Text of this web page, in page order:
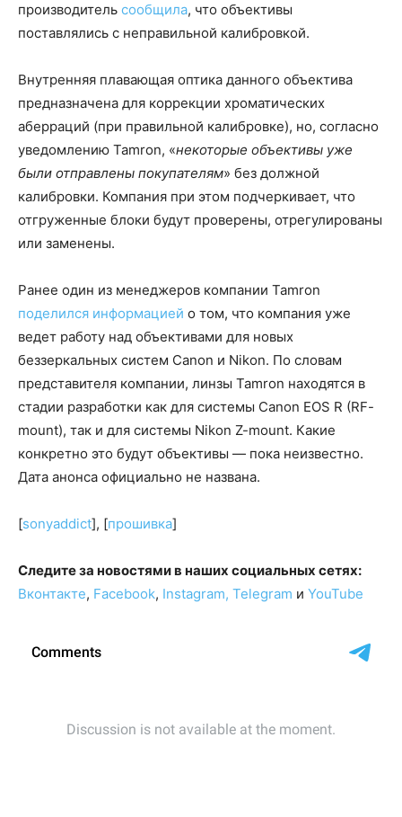
производитель сообщила, что объективы
поставлялись с неправильной калибровкой.
Внутренняя плавающая оптика данного объектива
предназначена для коррекции хроматических
аберраций (при правильной калибровке), но, согласно
уведомлению Tamron, «некоторые объективы уже
были отправлены покупателям» без должной
калибровки. Компания при этом подчеркивает, что
отгруженные блоки будут проверены, отрегулированы
или заменены.
Ранее один из менеджеров компании Tamron
поделился информацией о том, что компания уже
ведет работу над объективами для новых
беззеркальных систем Canon и Nikon. По словам
представителя компании, линзы Tamron находятся в
стадии разработки как для системы Canon EOS R (RF-
mount), так и для системы Nikon Z-mount. Какие
конкретно это будут объективы — пока неизвестно.
Дата анонса официально не названа.
[sonyaddict], [прошивка]
Следите за новостями в наших социальных сетях:
Вконтакте, Facebook, Instagram, Telegram и YouTube